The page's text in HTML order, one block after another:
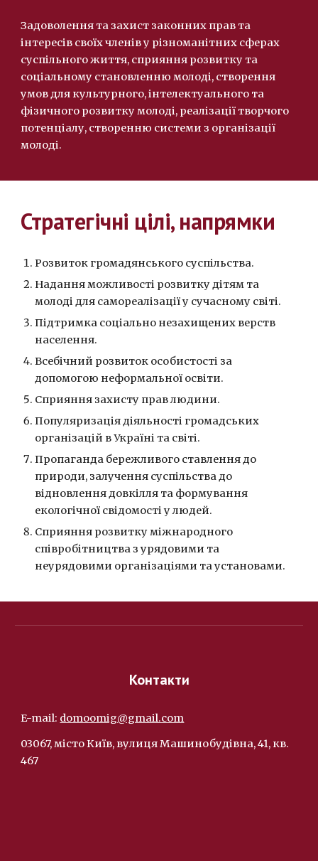
Задоволення та захист законних прав та
інтересів своїх членів у різноманітних сферах
суспільного життя, сприяння розвитку та
соціальному становленню молоді, створення
умов для культурного, інтелектуального та
фізичного розвитку молоді, реалізації творчого
потенціалу, створенню системи з організації
молоді.
Стратегічні цілі, напрямки
Розвиток громадянського суспільства.
Надання можливості розвитку дітям та
молоді для самореалізації у сучасному світі.
Підтримка соціально незахищених верств
населення.
Всебічний розвиток особистості за
допомогою неформальної освіти.
Сприяння захисту прав людини.
Популяризація діяльності громадських
організацій в Україні та світі.
Пропаганда бережливого ставлення до
природи, залучення суспільства до
відновлення довкілля та формування
екологічної свідомості у людей.
Сприяння розвитку міжнародного
співробітництва з урядовими та
неурядовими організаціями та установами.
Контакти
E-mail: domoomig@gmail.com
03067, місто Київ, вулиця Машинобудівна, 41, кв.
467